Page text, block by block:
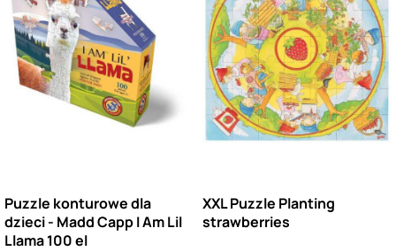
Puzzle konturowe dla
dzieci - Madd Capp I Am Lil
Llama 100 el
XXL Puzzle Planting
strawberries